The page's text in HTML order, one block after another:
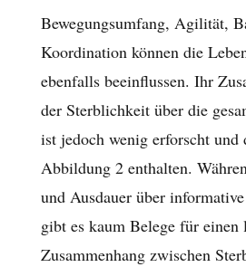
Bewegungsumfang, Agilität,
Koordination können die
ebenfalls beeinflussen. Ihr
der Sterblichkeit über die
ist jedoch wenig erforscht und
Abbildung 2 enthalten.
und Ausdauer über
gibt es kaum Belege für einen
Zusammenhang zwischen